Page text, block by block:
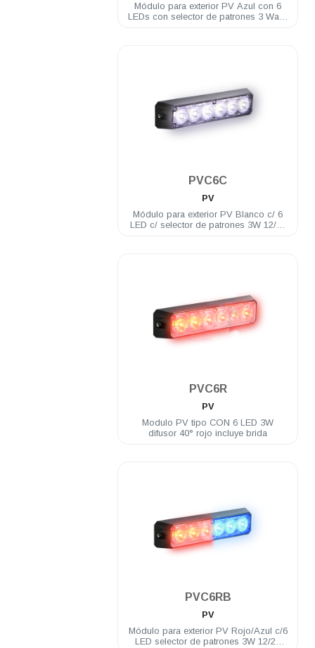
Módulo para exterior PV Azul con 6
LEDs con selector de patrones 3 Watts
PVC6C
PV
Módulo para exterior PV Blanco c/ 6
LED c/ selector de patrones 3W 12/24
PVC6R
PV
Modulo PV tipo CON 6 LED 3W
difusor 40° rojo incluye brida
PVC6RB
PV
Módulo para exterior PV Rojo/Azul c/6
LED selector de patrones 3W 12/24